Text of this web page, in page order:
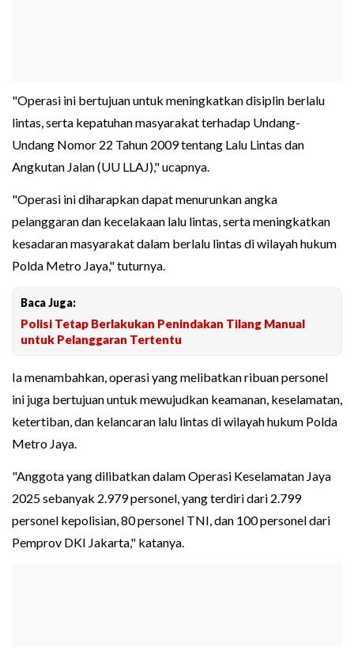
"Operasi ini bertujuan untuk meningkatkan disiplin berlalu
lintas, serta kepatuhan masyarakat terhadap Undang-
Undang Nomor 22 Tahun 2009 tentang Lalu Lintas dan
Angkutan Jalan (UU LLAJ)," ucapnya.
"Operasi ini diharapkan dapat menurunkan angka
pelanggaran dan kecelakaan lalu lintas, serta meningkatkan
kesadaran masyarakat dalam berlalu lintas di wilayah hukum
Polda Metro Jaya," tuturnya.
Baca Juga:
Polisi Tetap Berlakukan Penindakan Tilang Manual
untuk Pelanggaran Tertentu
Ia menambahkan, operasi yang melibatkan ribuan personel
ini juga bertujuan untuk mewujudkan keamanan, keselamatan,
ketertiban, dan kelancaran lalu lintas di wilayah hukum Polda
Metro Jaya.
"Anggota yang dilibatkan dalam Operasi Keselamatan Jaya
2025 sebanyak 2.979 personel, yang terdiri dari 2.799
personel kepolisian, 80 personel TNI, dan 100 personel dari
Pemprov DKI Jakarta," katanya.